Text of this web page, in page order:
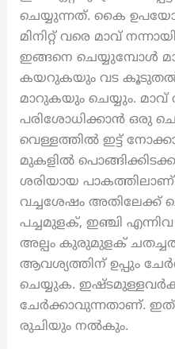
ചെയ്യുന്നത്. കൈ
മിനിറ്റ് വരെ മാവ്
ഇങ്ങനെ ചെയ്യുമ്പോൾ
കയറുകയും വട കൂടുതൽ
മാറുകയും ചെയ്യും. മാവ്
പരിശോധിക്കാൻ ഒരു
വെള്ളത്തിൽ ഇട്ട്
മുകളിൽ
ശരിയായ
വച്ചശേഷം അതിലേക്ക്
പച്ചമുളക്, ഇഞ്ചി
അല്പം കുരുമുളക്
ആവശ്യത്തിന് ഉപ്പും
ചെയ്യുക.
ചേർക്കാവുന്നതാണ്.
രുചിയും നൽകും.